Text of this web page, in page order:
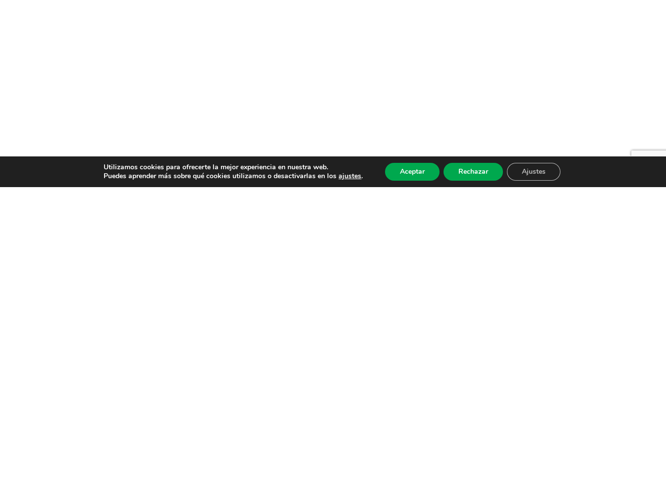
Utilizamos cookies para ofrecerte la mejor experiencia en nuestra web.
Puedes aprender más sobre qué cookies utilizamos o desactivarlas en losajustes. Aceptar Rechazar Ajustes